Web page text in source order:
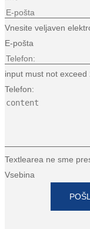
Vnesite veljaven
E-pošta
input must not exceed
Telefon:
Textlearea ne sme
Vsebina